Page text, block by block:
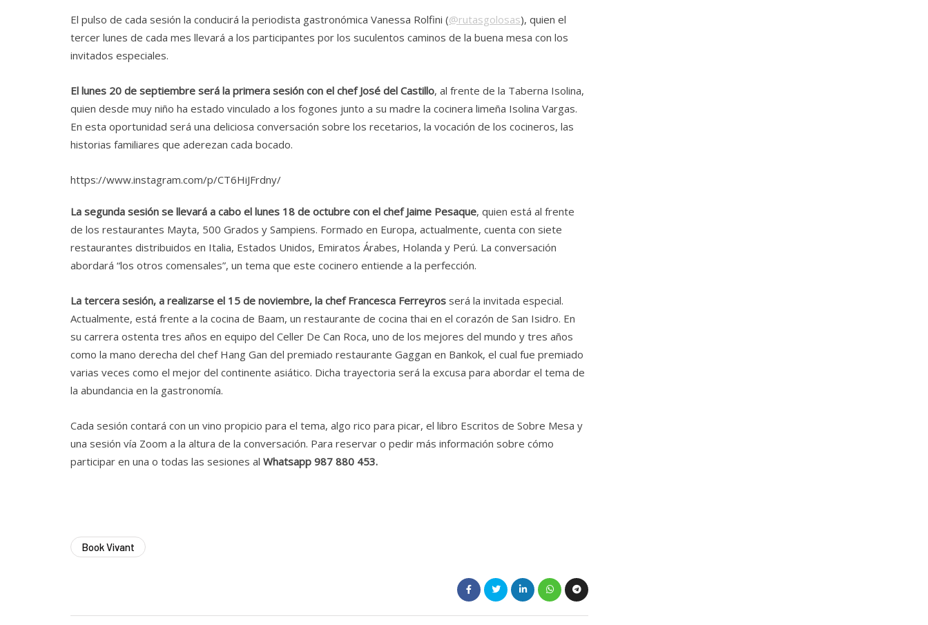
El pulso de cada sesión la conducirá la periodista gastronómica Vanessa Rolfini (@rutasgolosas), quien el
tercer lunes de cada mes llevará a los participantes por los suculentos caminos de la buena mesa con los
invitados especiales.
El lunes 20 de septiembre será la primera sesión con el chef José del Castillo, al frente de la Taberna Isolina,
quien desde muy niño ha estado vinculado a los fogones junto a su madre la cocinera limeña Isolina Vargas.
En esta oportunidad será una deliciosa conversación sobre los recetarios, la vocación de los cocineros, las
historias familiares que aderezan cada bocado.
https://www.instagram.com/p/CT6HiJFrdny/
La segunda sesión se llevará a cabo el lunes 18 de octubre con el chef Jaime Pesaque, quien está al frente
de los restaurantes Mayta, 500 Grados y Sampiens. Formado en Europa, actualmente, cuenta con siete
restaurantes distribuidos en Italia, Estados Unidos, Emiratos Árabes, Holanda y Perú. La conversación
abordará “los otros comensales”, un tema que este cocinero entiende a la perfección.
La tercera sesión, a realizarse el 15 de noviembre, la chef Francesca Ferreyros será la invitada especial.
Actualmente, está frente a la cocina de Baam, un restaurante de cocina thai en el corazón de San Isidro. En
su carrera ostenta tres años en equipo del Celler De Can Roca, uno de los mejores del mundo y tres años
como la mano derecha del chef Hang Gan del premiado restaurante Gaggan en Bankok, el cual fue premiado
varias veces como el mejor del continente asiático. Dicha trayectoria será la excusa para abordar el tema de
la abundancia en la gastronomía.
Cada sesión contará con un vino propicio para el tema, algo rico para picar, el libro Escritos de Sobre Mesa y
una sesión vía Zoom a la altura de la conversación. Para reservar o pedir más información sobre cómo
participar en una o todas las sesiones al Whatsapp 987 880 453.
Book Vivant